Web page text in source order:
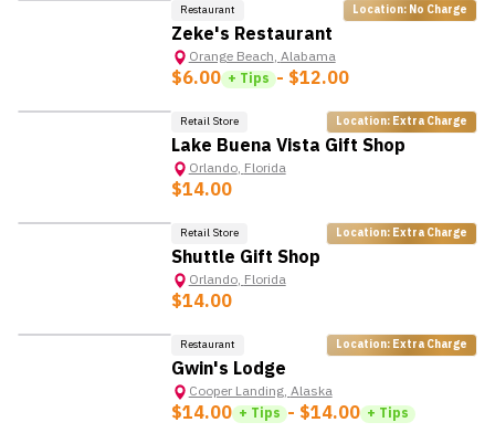
Restaurant Location: No Charge
Zeke's Restaurant
Orange Beach,Alabama
$6.00 + Tips - $12.00
Retail Store Location: Extra Charge
Lake Buena Vista Gift Shop
Orlando,Florida
$14.00
Retail Store Location: Extra Charge
Shuttle Gift Shop
Orlando,Florida
$14.00
Restaurant Location: Extra Charge
Gwin's Lodge
Cooper Landing,Alaska
$14.00 + Tips - $14.00 + Tips